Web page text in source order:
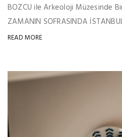
BOZCU ile Arkeoloji Müzesinde
ZAMANIN SOFRASINDA
READ MORE